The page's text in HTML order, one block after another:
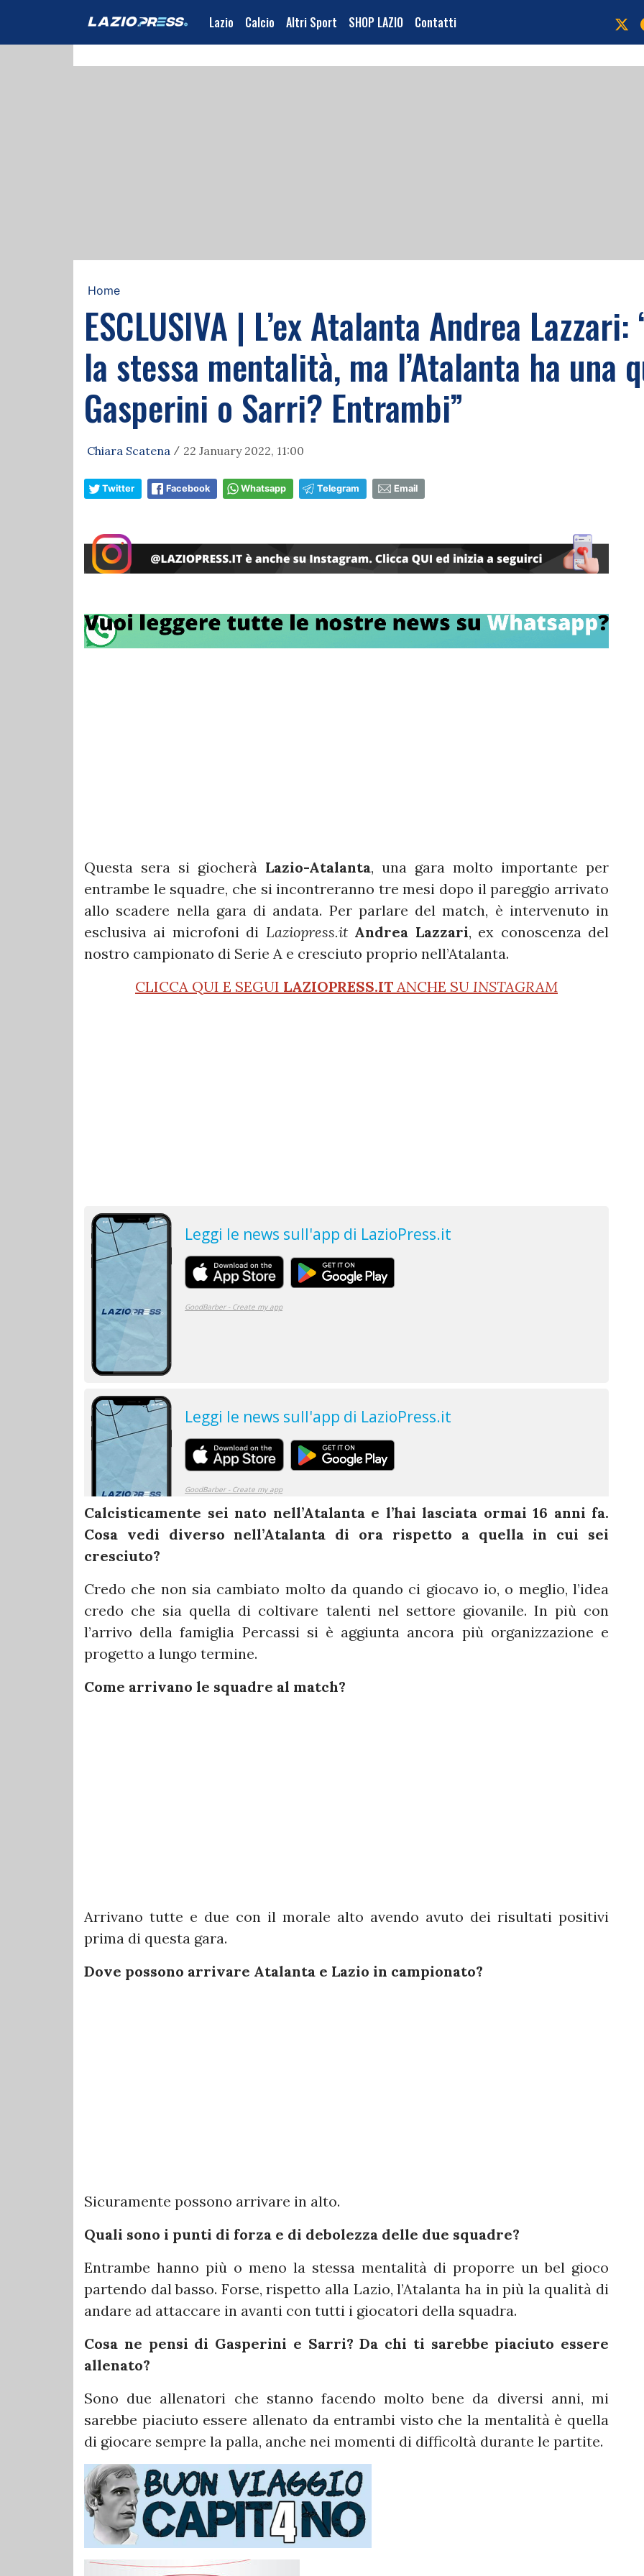
Lazio Calcio Altri Sport SHOP LAZIO Contatti
Home
ESCLUSIVA | L’ex Atalanta Andrea
la stessa mentalità, ma l’Atalanta ha una
Gasperini o Sarri? Entrambi”
Chiara Scatena / 22 January 2022, 11:00
Twitter Facebook Whatsapp Telegram Email
Questa sera si giocherà Lazio-Atalanta, una gara molto importante per
entrambe le squadre, che si incontreranno tre mesi dopo il pareggio arrivato
allo scadere nella gara di andata. Per parlare del match, è intervenuto in
esclusiva ai microfoni di Laziopress.it Andrea Lazzari, ex conoscenza del
nostro campionato di Serie A e cresciuto proprio nell’Atalanta.
CLICCA QUI E SEGUI LAZIOPRESS.IT ANCHE SU INSTAGRAM
Calcisticamente sei nato nell’Atalanta e l’hai lasciata ormai 16 anni fa.
Cosa vedi diverso nell’Atalanta di ora rispetto a quella in cui sei
cresciuto?
Credo che non sia cambiato molto da quando ci giocavo io, o meglio, l’idea
credo che sia quella di coltivare talenti nel settore giovanile. In più con
l’arrivo della famiglia Percassi si è aggiunta ancora più organizzazione e
progetto a lungo termine.
Come arrivano le squadre al match?
Arrivano tutte e due con il morale alto avendo avuto dei risultati positivi
prima di questa gara.
Dove possono arrivare Atalanta e Lazio in campionato?
Sicuramente possono arrivare in alto.
Quali sono i punti di forza e di debolezza delle due squadre?
Entrambe hanno più o meno la stessa mentalità di proporre un bel gioco
partendo dal basso. Forse, rispetto alla Lazio, l’Atalanta ha in più la qualità di
andare ad attaccare in avanti con tutti i giocatori della squadra.
Cosa ne pensi di Gasperini e Sarri? Da chi ti sarebbe piaciuto essere
allenato?
Sono due allenatori che stanno facendo molto bene da diversi anni, mi
sarebbe piaciuto essere allenato da entrambi visto che la mentalità è quella
di giocare sempre la palla, anche nei momenti di difficoltà durante le partite.